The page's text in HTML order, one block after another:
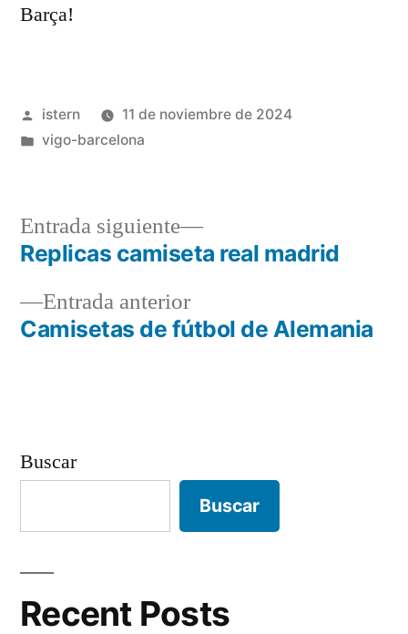
Barça!
Publicado
por
istern
11 de noviembre de 2024
Publicado
vigo-barcelona
Navegación
deEntrada anteriorEntrada
anterior:
Camisetas de fútbol de Alemania
Entrada siguiente
Entrada
siguiente:
Replicas camiseta real madrid
Buscar
Buscar
Recent Posts